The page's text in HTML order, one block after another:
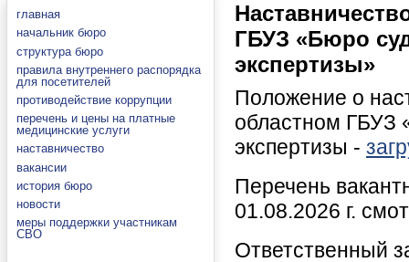
главная
начальник бюро
структура бюро
правила внутреннего распорядка
для посетителей
противодействие коррупции
перечень и цены на платные
медицинские услуги
наставничество
вакансии
история бюро
новости
меры поддержки участникам
СВО
ГБУЗ «Бюро
экспертизы»
Положение о
областном ГБУЗ
экспертизы -
Перечень
01.08.2026 г.
Ответственный